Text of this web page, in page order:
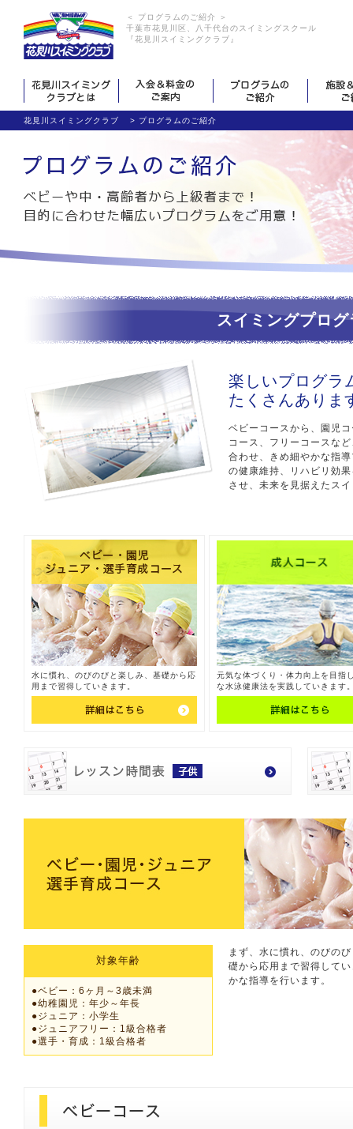
＜ プログラムのご紹介 ＞
千葉市花見川区、八千代台のスイミングスクール
『花見川スイミングクラブ』
花見川スイミングクラブ > プログラムのご紹介
スイミングプログ
楽しいプログラ
たくさんありま
ベビーコースから、園児
コース、フリーコースな
合わせ、きめ細やかな指
の健康維持、リハビリ効
させ、未来を見据えたス
水に慣れ、のびのびと楽しみ、基礎から応
用まで習得していきます。
元気な体づくり・体力向上を目指
な水泳健康法を実践していきます
対象年齢
●ベビー：6ヶ月～3歳未満
●幼稚園児：年少～年長
●ジュニア：小学生
●ジュニアフリー：1級合格者
●選手・育成：1級合格者
まず、水に慣れ、のびの
礎から応用まで習得して
かな指導を行います。